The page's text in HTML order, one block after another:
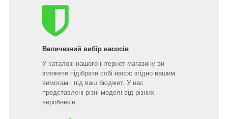
Величезний вибір насосів
У каталозі нашого інтернет-магазину ви
зможете підібрати собі насос згідно вашим
вимогам і під ваш бюджет. У нас
представлені різні моделі від різних
виробників.